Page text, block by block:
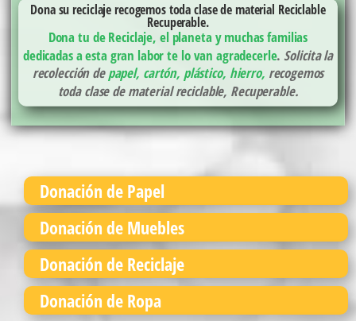
Dona su reciclaje recogemos toda clase de material Reciclable
Recuperable.
Dona tu de Reciclaje, el planeta y muchas familias
dedicadas a esta gran labor te lo van agradecerle. Solicita la
recolección depapel, cartón, plástico, hierro, recogemos
toda clase de material reciclable, Recuperable.
Donación de Papel
Donación de Muebles
Donación de Reciclaje
Donación de Ropa